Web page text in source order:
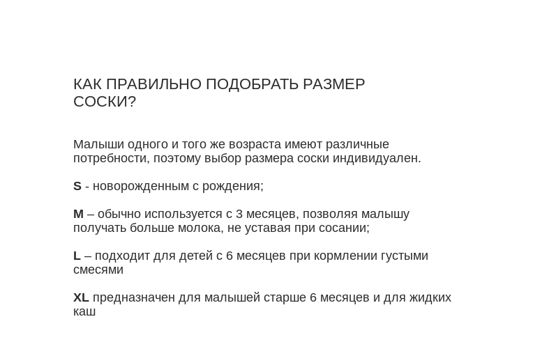
КАК ПРАВИЛЬНО ПОДОБРАТЬ РАЗМЕР
СОСКИ?
Малыши одного и того же возраста имеют различные
потребности, поэтому выбор размера соски индивидуален.
S - новорожденным с рождения;
M – обычно используется с 3 месяцев, позволяя малышу
получать больше молока, не уставая при сосании;
L – подходит для детей с 6 месяцев при кормлении густыми
смесями
XL предназначен для малышей старше 6 месяцев и для жидких
каш